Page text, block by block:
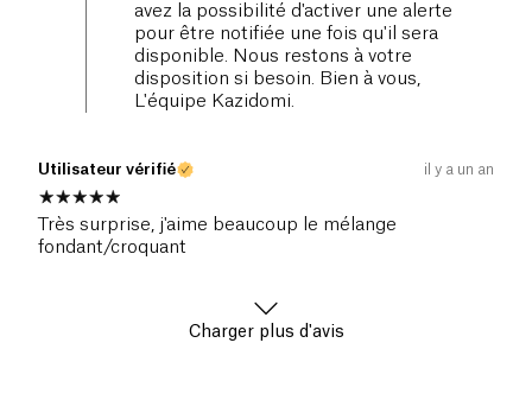
avez la possibilité d'activer une alerte
pour être notifiée une fois qu'il sera
disponible. Nous restons à votre
disposition si besoin. Bien à vous,
L'équipe Kazidomi.
Utilisateur vérifié il y a un an
Très surprise, j'aime beaucoup le mélange
fondant/croquant
Charger plus d'avis